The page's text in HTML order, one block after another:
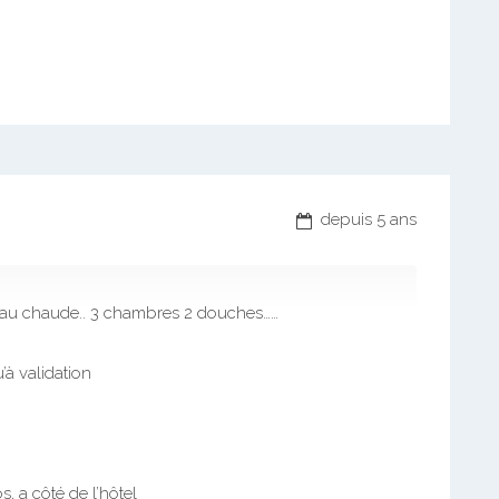
depuis 5 ans
chaude.. 3 chambres 2 douches……
validation
a côté de l’hôtel